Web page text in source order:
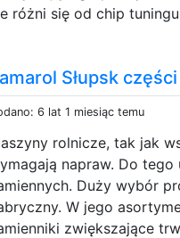
różni się od chip
Słupsk
6 lat 1 miesiąc temu
rolnicze, tak jak
napraw. Do
Duży wybór
W jego
zwiększające